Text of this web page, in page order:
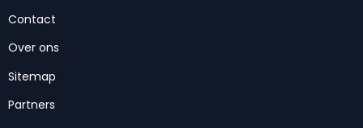
Contact
Over ons
Sitemap
Partners